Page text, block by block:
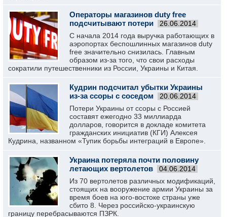
Операторы магазинов duty free
подсчитывают потери
26.06.2014
С начала 2014 года выручка работающих в
аэропортах беспошлинных магазинов duty
free значительно снизилась. Главным
образом из-за того, что свои расходы
сократили путешественники из России, Украины и Китая.
Кудрин подсчитал убытки Украины
из-за ссоры с соседом
20.06.2014
Потери Украины от ссоры с Россией
составят ежегодно 33 миллиарда
долларов, говорится в докладе комитета
гражданских инициатив (КГИ) Алексея
Кудрина, названном «Тупик борьбы интеграций в Европе».
Украина потеряла почти половину
летающих вертолетов
04.06.2014
Из 70 вертолетов различных модификаций,
стоящих на вооружение армии Украины за
время боев на юго-востоке страны уже
сбито 8. Через российско-украинскую
границу перебрасываются ПЗРК.